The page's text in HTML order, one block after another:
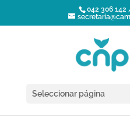
042 306 142
Seleccionar página